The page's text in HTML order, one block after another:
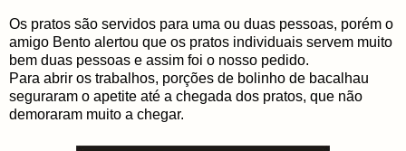
Os pratos são servidos para uma ou duas pessoas, porém o
amigo Bento alertou que os pratos individuais servem muito
bem duas pessoas e assim foi o nosso pedido.
Para abrir os trabalhos, porções de bolinho de bacalhau
seguraram o apetite até a chegada dos pratos, que não
demoraram muito a chegar.